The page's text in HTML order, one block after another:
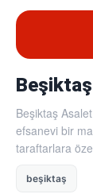
Beşiktaş
efsanevi bir
taraftarlara
beşiktaş